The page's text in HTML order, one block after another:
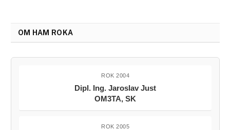
OM HAM ROKA
ROK 2004
Dipl. Ing. Jaroslav Just
OM3TA, SK
ROK 2005